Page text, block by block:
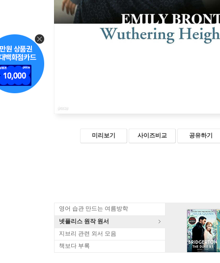
미리보기 사이즈비교 공유하기
영어 습관 만드는 여름방학
넷플리스 원작 원서
지브리 관련 외서 모음
책보다 부록